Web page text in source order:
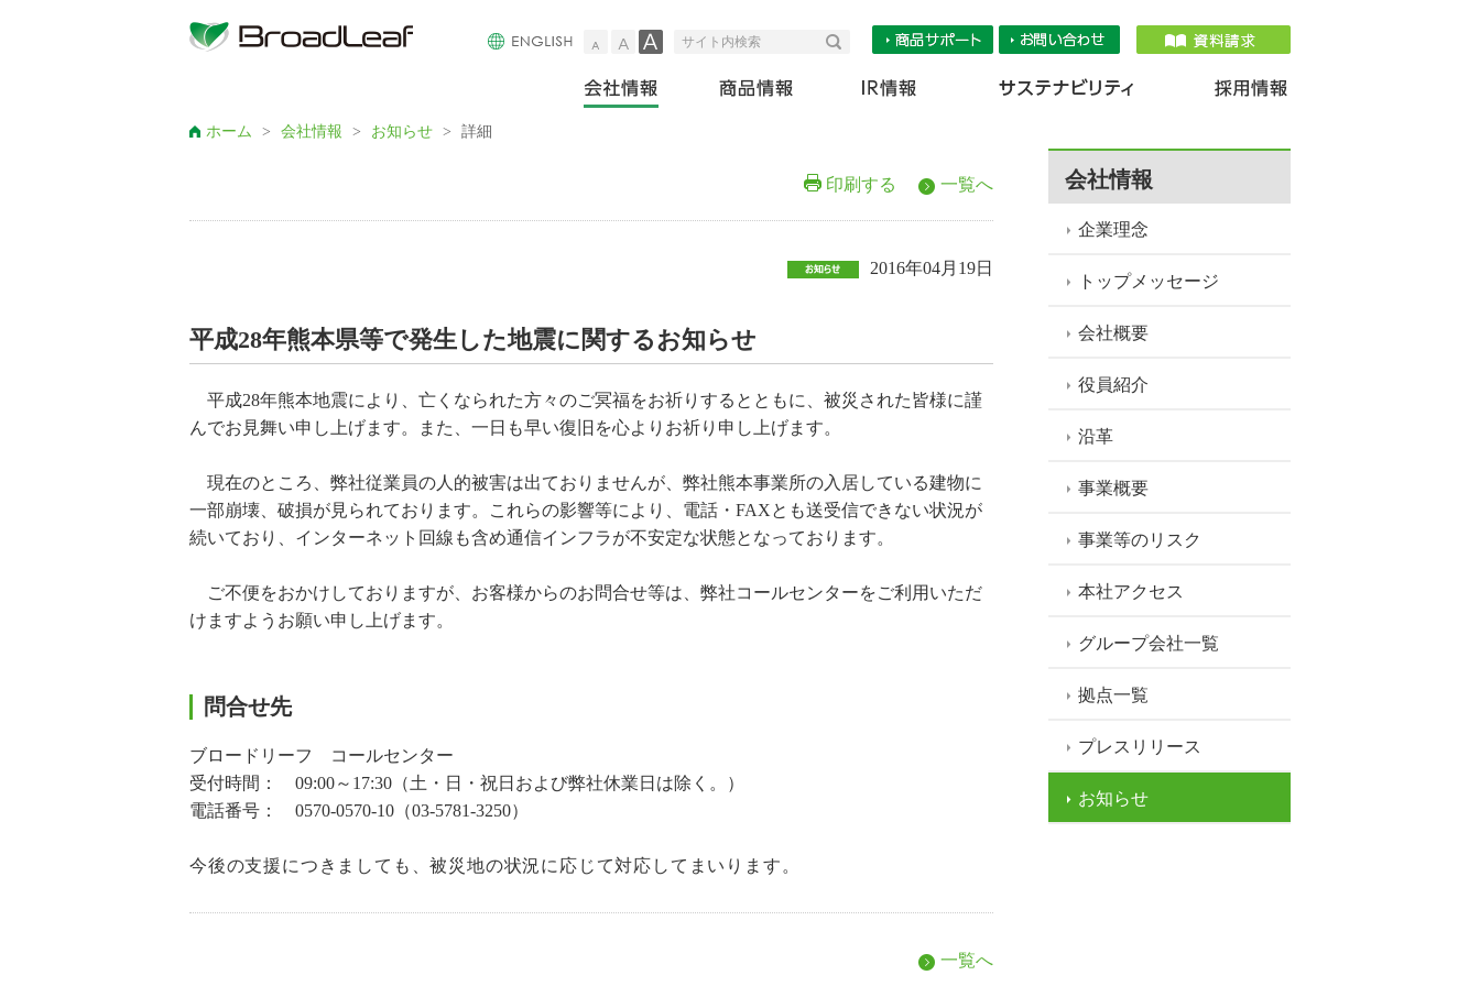
小 大
サイト内検索 検索
ホーム
> 会社情報 > お知らせ > 詳細
印刷する 一覧へ
2016年04月19日
平成28年熊本県等で発生した地震に関するお知らせ
平成28年熊本地震により、亡くなられた方々のご冥福をお祈りするとともに、被災された皆様に謹
んでお見舞い申し上げます。また、一日も早い復旧を心よりお祈り申し上げます。
現在のところ、弊社従業員の人的被害は出ておりませんが、弊社熊本事業所の入居している建物に
一部崩壊、破損が見られております。これらの影響等により、電話・FAXとも送受信できない状況が
続いており、インターネット回線も含め通信インフラが不安定な状態となっております。
ご不便をおかけしておりますが、お客様からのお問合せ等は、弊社コールセンターをご利用いただ
けますようお願い申し上げます。
問合せ先
ブロードリーフ コールセンター
受付時間： 09:00～17:30（土・日・祝日および弊社休業日は除く。）
電話番号： 0570-0570-10（03-5781-3250）
今後の支援につきましても、被災地の状況に応じて対応してまいります。
一覧へ
会社情報
企業理念
トップメッセージ
会社概要
役員紹介
沿革
事業概要
事業等のリスク
本社アクセス
グループ会社一覧
拠点一覧
プレスリリース
お知らせ